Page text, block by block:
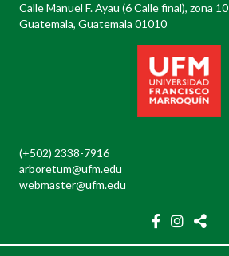
Calle Manuel F. Ayau (6 Calle final), zona 10
Guatemala, Guatemala 01010
(+502) 2338-7916
arboretum@ufm.edu
webmaster@ufm.edu